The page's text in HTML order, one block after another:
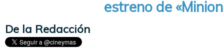
estreno de
De la Redacción